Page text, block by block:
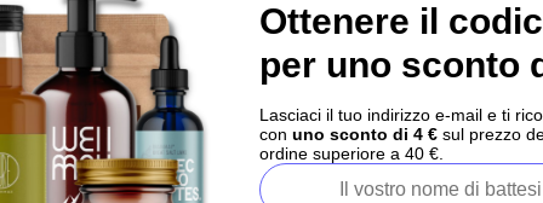
Ottenere il
per uno sconto
Lasciaci il tuo indirizzo e-mail e ti
con uno sconto di 4 € sul prezzo
ordine superiore a 40 €.